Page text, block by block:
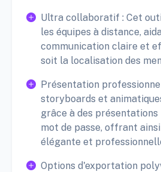
Ultra collaboratif : Cet
les équipes à distance,
communication claire et
soit la localisation des
Présentation
storyboards et
grâce à des
mot de passe, offrant
élégante et
Options d'exportation